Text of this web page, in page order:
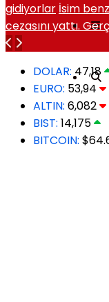
gidiyorlar İsim
cezasını yattı.
DOLAR: 47,18
EURO: 53,94
ALTIN: 6,082
BIST: 14,175
BITCOIN: